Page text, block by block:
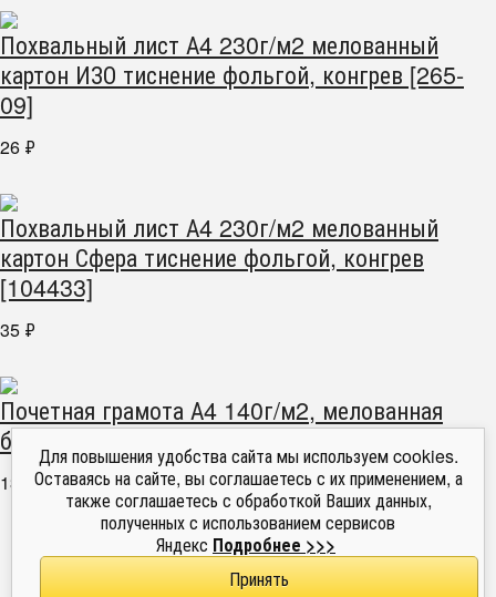
Для повышения удобства сайта мы используем cookies.
Оставаясь на сайте, вы соглашаетесь с их применением, а
также соглашаетесь с обработкой Ваших данных,
полученных с использованием сервисов
Яндекс Подробнее >>>
Принять
Похвальный лист А4 230г/м2 мелованный
картон ИЗО тиснение фольгой, конгрев [265-
09]
26 ₽
Похвальный лист А4 230г/м2 мелованный
картон Сфера тиснение фольгой, конгрев
[104433]
35 ₽
Почетная грамота А4 140г/м2, мелованная
бумага MILAND [8-10-0030]
13
₽
2